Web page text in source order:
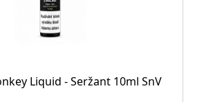
Liquid - Seržant 10ml SnV